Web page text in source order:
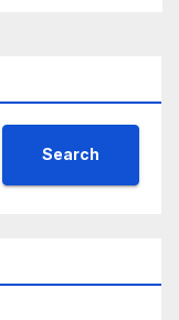
Search